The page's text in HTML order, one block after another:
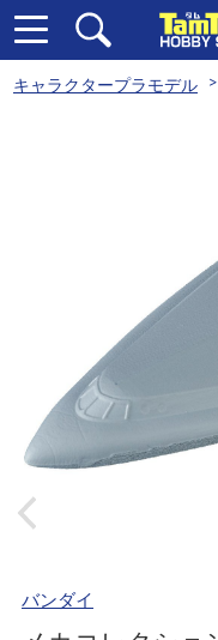
キャラクタープラモデル
バンダイ